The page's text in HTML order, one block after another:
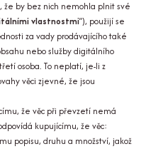
že by bez nich nemohla plnit své
vlastnostmi“), použijí se
za vady prodávajícího také
nebo služby digitálního
osoba. To neplatí, je-li z
věci zjevné, že jsou
že věc při převzetí nemá
kupujícímu, že věc:
popisu, druhu a množství, jakož